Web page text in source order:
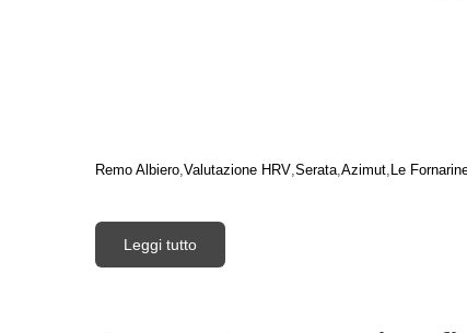
Remo Albiero Valutazione HRV Serata Azimut Le
Leggi tutto